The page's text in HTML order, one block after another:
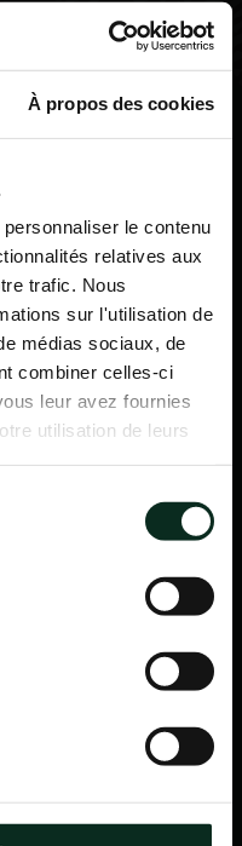
À propos des cookies
le contenu
relatives aux
trafic. Nous
sur l'utilisation de
médias sociaux, de
combiner celles-ci
leur avez fournies
utilisation de leurs
Communes Associées